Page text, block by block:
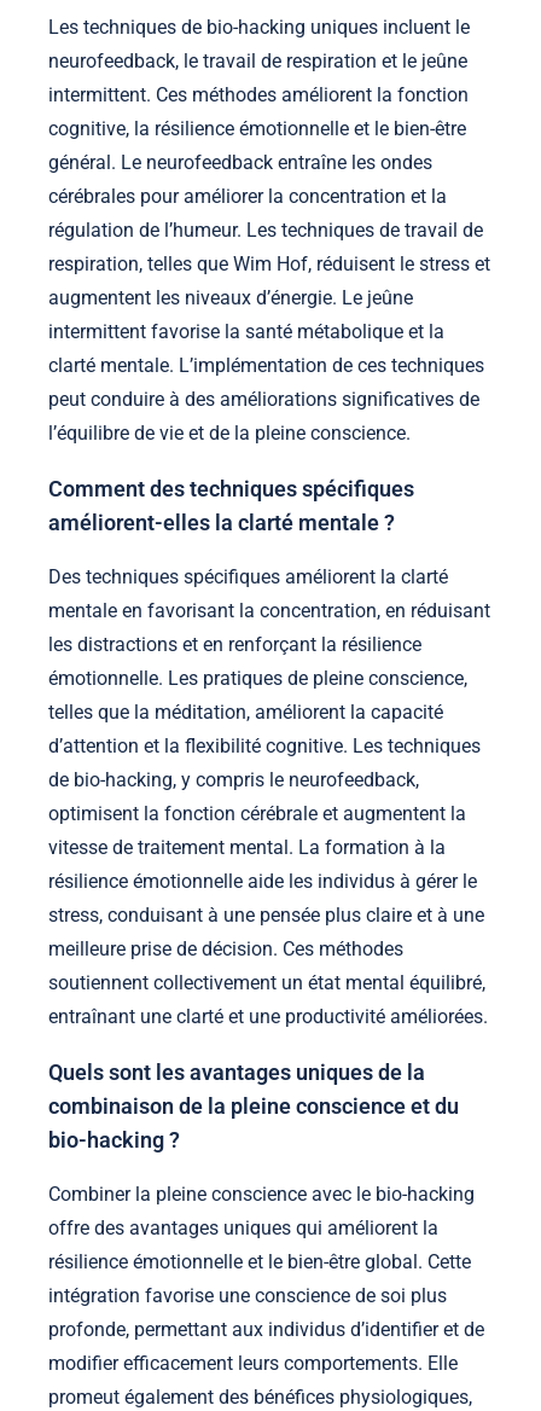
Les techniques de bio-hacking uniques incluent le
neurofeedback, le travail de respiration et le jeûne
intermittent. Ces méthodes améliorent la fonction
cognitive, la résilience émotionnelle et le bien-être
général. Le neurofeedback entraîne les ondes
cérébrales pour améliorer la concentration et la
régulation de l’humeur. Les techniques de travail de
respiration, telles que Wim Hof, réduisent le stress et
augmentent les niveaux d’énergie. Le jeûne
intermittent favorise la santé métabolique et la
clarté mentale. L’implémentation de ces techniques
peut conduire à des améliorations significatives de
l’équilibre de vie et de la pleine conscience.
Comment des techniques spécifiques
améliorent-elles la clarté mentale ?
Des techniques spécifiques améliorent la clarté
mentale en favorisant la concentration, en réduisant
les distractions et en renforçant la résilience
émotionnelle. Les pratiques de pleine conscience,
telles que la méditation, améliorent la capacité
d’attention et la flexibilité cognitive. Les techniques
de bio-hacking, y compris le neurofeedback,
optimisent la fonction cérébrale et augmentent la
vitesse de traitement mental. La formation à la
résilience émotionnelle aide les individus à gérer le
stress, conduisant à une pensée plus claire et à une
meilleure prise de décision. Ces méthodes
soutiennent collectivement un état mental équilibré,
entraînant une clarté et une productivité améliorées.
Quels sont les avantages uniques de la
combinaison de la pleine conscience et du
bio-hacking ?
Combiner la pleine conscience avec le bio-hacking
offre des avantages uniques qui améliorent la
résilience émotionnelle et le bien-être global. Cette
intégration favorise une conscience de soi plus
profonde, permettant aux individus d’identifier et de
modifier efficacement leurs comportements. Elle
promeut également des bénéfices physiologiques,